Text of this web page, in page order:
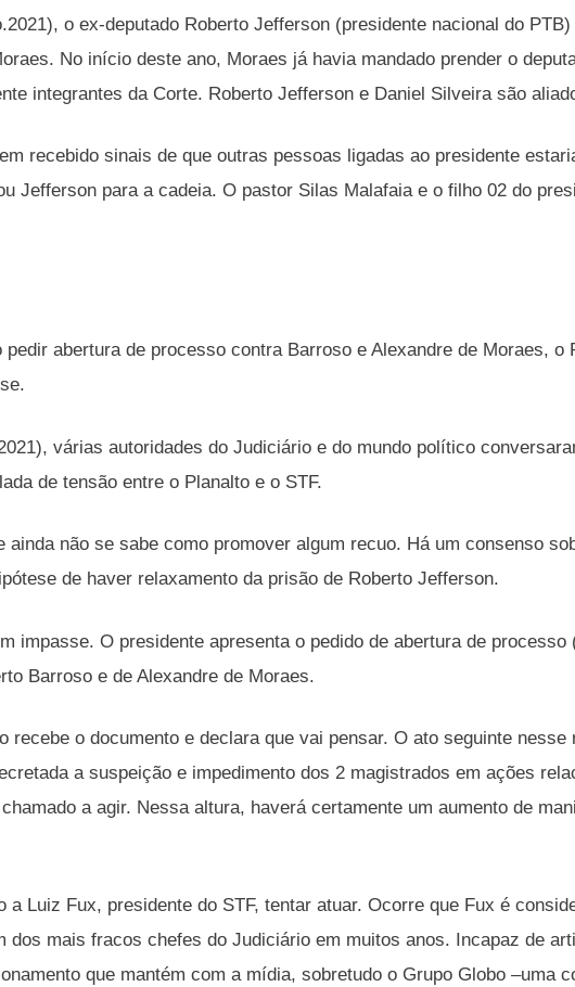
o ex-deputado Roberto Jefferson (presidente nacional do
No início deste ano, Moraes já havia mandado prender o
integrantes da Corte. Roberto Jefferson e Daniel Silveira são
recebido sinais de que outras pessoas ligadas ao presidente
Jefferson para a cadeia. O pastor Silas Malafaia e o filho 02 do
abertura de processo contra Barroso e Alexandre de Moraes, o
várias autoridades do Judiciário e do mundo político
de tensão entre o Planalto e o STF.
ainda não se sabe como promover algum recuo. Há um consenso
de haver relaxamento da prisão de Roberto Jefferson.
impasse. O presidente apresenta o pedido de abertura de processo
Barroso e de Alexandre de Moraes.
recebe o documento e declara que vai pensar. O ato seguinte
a suspeição e impedimento dos 2 magistrados em ações
a agir. Nessa altura, haverá certamente um aumento de
a Luiz Fux, presidente do STF, tentar atuar. Ocorre que Fux é
dos mais fracos chefes do Judiciário em muitos anos. Incapaz de
que mantém com a mídia, sobretudo o Grupo Globo –uma